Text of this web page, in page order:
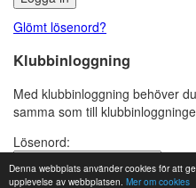
Denna webbplats använder cookies för att
upplevelse av webbplatsen. Mer om cookies
Glömt lösenord?
Klubbinloggning
Med klubbinloggning behöver
samma som till
Lösenord: